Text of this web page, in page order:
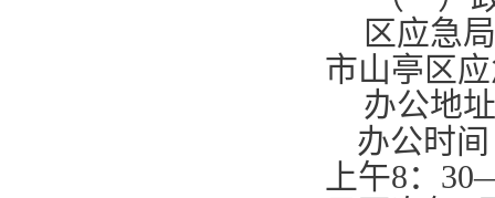
区应急
市山亭区
办公地
办公时
上午8：